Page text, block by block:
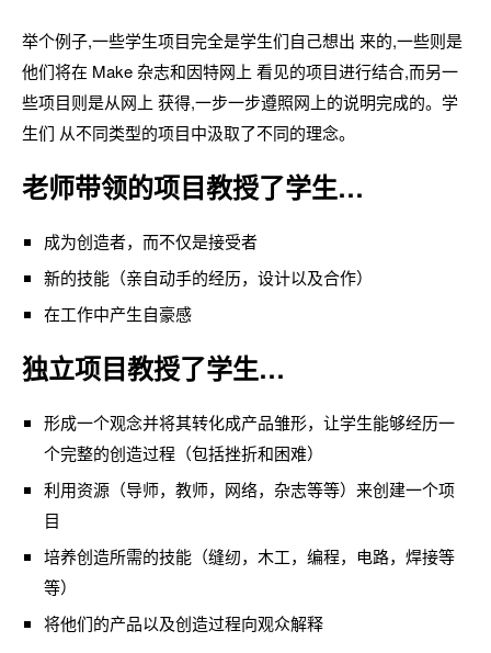
举个例子,一些学生项目完全是学生们自己想出 来的,一些则是
他们将在 Make 杂志和因特网上 看见的项目进行结合,而另一
些项目则是从网上 获得,一步一步遵照网上的说明完成的。学
生们 从不同类型的项目中汲取了不同的理念。
老师带领的项目教授了学生…
成为创造者，而不仅是接受者
新的技能（亲自动手的经历，设计以及合作）
在工作中产生自豪感
独立项目教授了学生…
形成一个观念并将其转化成产品雏形，让学生能够经历一
个完整的创造过程（包括挫折和困难）
利用资源（导师，教师，网络，杂志等等）来创建一个项
目
培养创造所需的技能（缝纫，木工，编程，电路，焊接等
等）
将他们的产品以及创造过程向观众解释